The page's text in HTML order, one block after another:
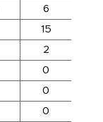
6
15
2
0
0
0